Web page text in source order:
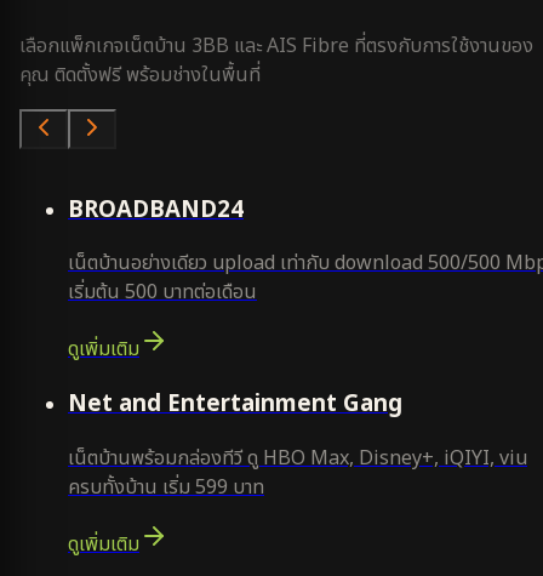
เลือกแพ็กเกจเน็ตบ้าน 3BB และ AIS Fibre ที่ตรงกับการใช้งานของ
คุณ ติดตั้งฟรี พร้อมช่างในพื้นที่
BROADBAND24
เน็ตบ้านอย่างเดียว upload เท่ากับ download 500/500
เริ่มต้น 500 บาทต่อเดือน
ดูเพิ่มเติม
Net and Entertainment Gang
เน็ตบ้านพร้อมกล่องทีวี ดู HBO Max, Disney+, iQIYI, viu
ครบทั้งบ้าน เริ่ม 599 บาท
ดูเพิ่มเติม